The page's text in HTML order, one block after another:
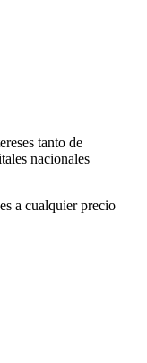
tanto de
nacionales
a cualquier precio